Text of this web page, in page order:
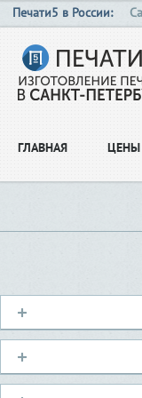
Печати5 в России:
ГЛАВНАЯ ЦЕНЫ